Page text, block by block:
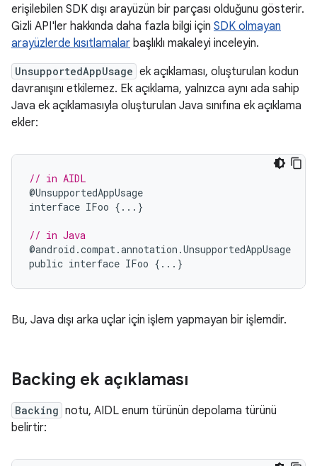
erişilebilen SDK dışı arayüzün bir parçası olduğunu gösterir.
Gizli API'ler hakkında daha fazla bilgi için SDK olmayan
arayüzlerde kısıtlamalar başlıklı makaleyi inceleyin.
UnsupportedAppUsage ek açıklaması, oluşturulan kodun
davranışını etkilemez. Ek açıklama, yalnızca aynı ada sahip
Java ek açıklamasıyla oluşturulan Java sınıfına ek açıklama
ekler:
// in AIDL
@UnsupportedAppUsage
interface IFoo {...}
// in Java
@android .compat.annotation .UnsupportedAppUsage
public interface IFoo {...}
Bu, Java dışı arka uçlar için işlem yapmayan bir işlemdir.
Backing ek açıklaması
Backing notu, AIDL enum türünün depolama türünü
belirtir: